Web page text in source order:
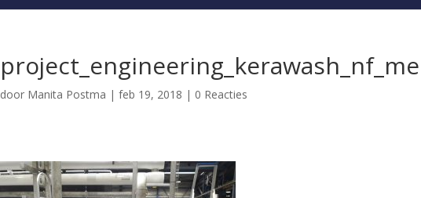
door Manita Postma | feb 19, 2018 | 0 Reacties